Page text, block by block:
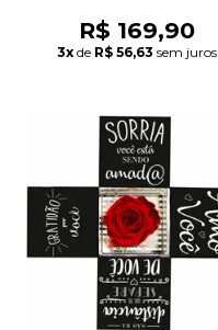
R$ 169,90
3x de R$ 56,63 sem juros